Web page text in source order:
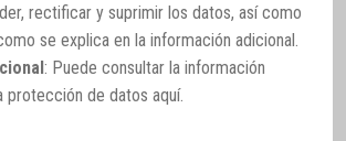
rectificar y suprimir los datos, así como
se explica en la información adicional.
: Puede consultar la información
protección de datos aquí.